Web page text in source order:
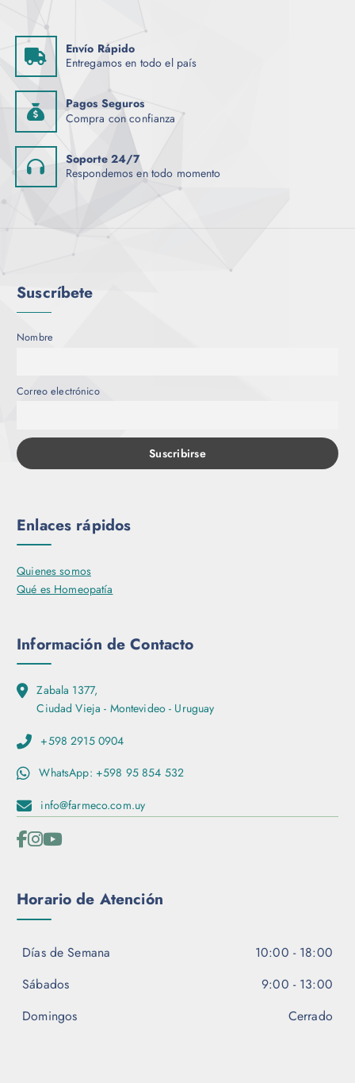
Envío Rápido
Entregamos en todo el país
Pagos Seguros
Compra con confianza
Soporte 24/7
Respondemos en todo momento
Suscríbete
Nombre
Correo electrónico
Enlaces rápidos
Quienes somos
Qué es Homeopatía
Información de Contacto
Zabala 1377,
Ciudad Vieja - Montevideo - Uruguay
+598 2915 0904
WhatsApp: +598 95 854 532
info@farmeco.com.uy
Horario de Atención
Días de Semana
10:00 - 18:00
Sábados
9:00 - 13:00
Domingos
Cerrado